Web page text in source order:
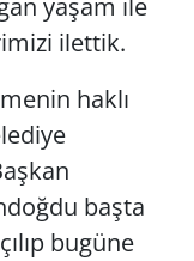
yaşam ile
ilettik.
haklı
başta
bugüne